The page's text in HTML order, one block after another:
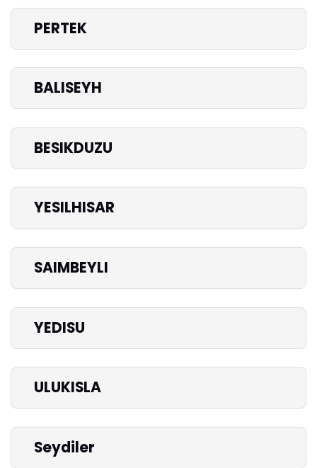
PERTEK
BALISEYH
BESIKDUZU
YESILHISAR
SAIMBEYLI
YEDISU
ULUKISLA
Seydiler